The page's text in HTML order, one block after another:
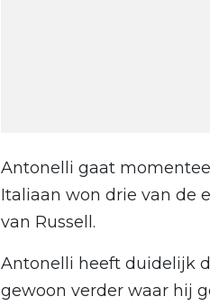
Antonelli gaat
Italiaan won drie van de
van Russell.
Antonelli heeft duidelijk
gewoon verder waar hij